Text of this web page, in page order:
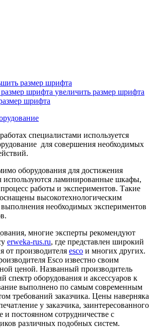
размер шрифта
увеличить размер шрифта
специалистами используется
для совершения необходимых
оборудования для достижения
используются ламинированные шкафы,
работы и экспериментов. Такие
высокотехнологическим
необходимых экспериментов
многие эксперты рекомендуют
erweka-rus.ru, где представлен широкий
от производителя esco и многих других.
Esco известно своим
ценой. Названный производитель
спектр оборудования и аксессуаров к
выполнено по самым современным
требований заказчика. Цены наверняка
у заказчика, заинтересованного
и постоянном сотрудничестве с
различных подобных систем.